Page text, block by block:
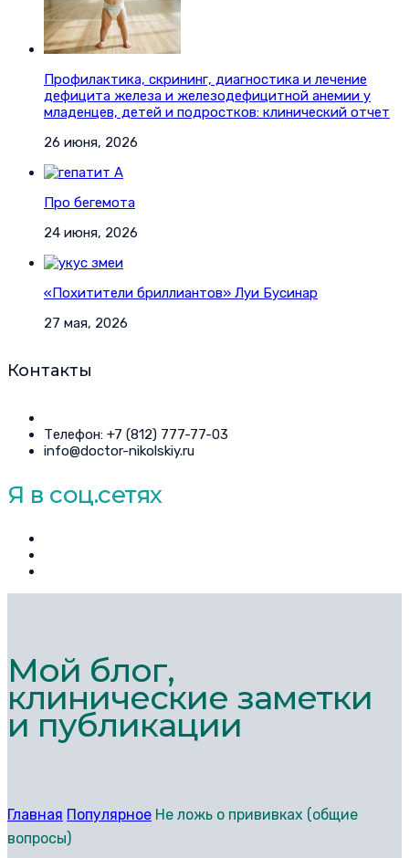
Профилактика, скрининг, диагностика и лечение
дефицита железа и железодефицитной анемии у
младенцев, детей и подростков: клинический отчет
26 июня, 2026
Про бегемота
24 июня, 2026
«Похитители бриллиантов» Луи Бусинар
27 мая, 2026
Контакты
Телефон: +7 (812) 777-77-03
info@doctor-nikolskiy.ru
Я в соц.сетях
Мой блог,
клинические заметки
и публикации
Главная Популярное Не ложь о прививках (общие
вопросы)